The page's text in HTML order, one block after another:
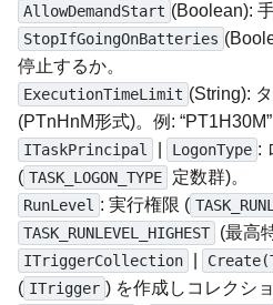
AllowDemandStart (Boolean):
StopIfGoingOnBatteries
停止するか。
ExecutionTimeLimit (String):
(PTnHnM形式)。例:
ITaskPrincipal LogonType :
( TASK_LOGON_TYPE 定数群)。
RunLevel : 実行権限 (
TASK_RUNLEVEL_HIGHEST (最高
ITriggerCollection
( ITrigger ) を作成しコレクシ